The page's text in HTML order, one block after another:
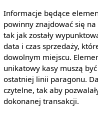
Informacje będące
powinny znajdować się
tak jak zostały
data i czas sprzedaży,
dowolnym miejscu.
unikatowy kasy muszą
ostatniej linii paragonu.
czytelne, tak aby
dokonanej transakcji.